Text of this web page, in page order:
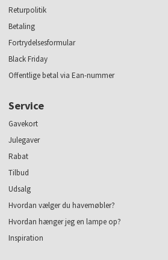
Returpolitik
Betaling
Fortrydelsesformular
Black Friday
Offentlige betal via Ean-nummer
Service
Gavekort
Julegaver
Rabat
Tilbud
Udsalg
Hvordan vælger du havemøbler?
Hvordan hænger jeg en lampe op?
Inspiration